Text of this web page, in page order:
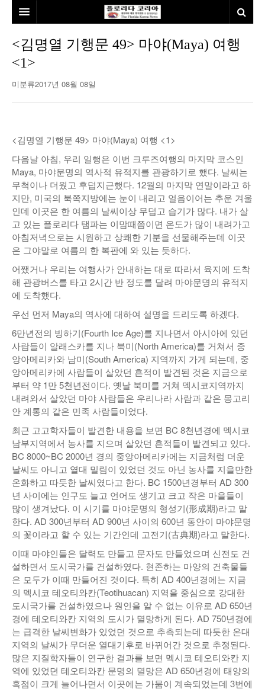
본사소개
뉴스
김명열칼럼
이명덕칼럼
김선옥칼럼
김원동칼럼
본보특집
100인선/독자광장
100인선
독자광장
여행
인근여행지
놀이공원
낚시/비치
골프
인터뷰/탐방
<김명열 기행문 49> 마야(Maya) 여행
<1>
미분류2017년 08월 08일
<김명열 기행문 49> 마야(Maya) 여행 <1>
다음날 아침, 우리 일행은 이번 크루즈여행의 마지막 코스인
Maya, 마야문명의 역사적 유적지를 관광하기로 했다. 날씨는
무척이나 더웠고 후덥지근했다. 12월의 마지막 연말이라고 하
지만, 미국의 북쪽지방에는 눈이 내리고 얼음이어는 추운 겨울
인데 이곳은 한 여름의 날씨이상 무덥고 습기가 많다. 내가 살
고 있는 플로리다 탬파는 이맘때쯤이면 온도가 많이 내려가고
아침저녁으로는 시원하고 상쾌한 기분을 선물해주는데 이곳
은 그야말로 여름의 한 복판에 와 있는 듯하다.
어쨌거나 우리는 여행사가 안내하는 대로 따라서 육지에 도착
해 관광버스를 타고 2시간 반 정도를 달려 마야문명의 유적지
에 도착했다.
우선 먼저 Maya의 역사에 대하여 설명을 드리도록 하겠다.
6만년전의 빙하기(Fourth Ice Age)를 지나면서 아시아에 있던
사람들이 알래스카를 지나 북미(North America)를 거쳐서 중
앙아메리카와 남미(South America) 지역까지 가게 되는데, 중
앙아메리카에 사람들이 살았던 흔적이 발견된 것은 지금으로
부터 약 1만 5천년전이다. 옛날 북미를 거쳐 멕시코지역까지
내려와서 살았던 마야 사람들은 우리나라 사람과 같은 몽고리
안 계통의 같은 민족 사람들이었다.
최근 고고학자들이 발견한 내용을 보면 BC 8천년경에 멕시코
남부지역에서 농사를 지으며 살았던 흔적들이 발견되고 있다.
BC 8000~BC 2000년 경의 중앙아메리카에는 지금처럼 더운
날씨도 아니고 열대 밀림이 있었던 것도 아닌 농사를 지을만한
온화하고 따듯한 날씨였다고 한다. BC 1500년경부터 AD 300
년 사이에는 인구도 늘고 언어도 생기고 크고 작은 마을들이
많이 생겨났다. 이 시기를 마야문명의 형성기(形成期)라고 말
한다. AD 300년부터 AD 900년 사이의 600년 동안이 마야문명
의 꽃이라고 할 수 있는 기간인데 고전기(古典期)라고 말한다.
이때 마야인들은 달력도 만들고 문자도 만들었으며 신전도 건
설하면서 도시국가를 건설하였다. 현존하는 마양의 건축물들
은 모두가 이때 만들어진 것이다. 특히 AD 400년경에는 지금
의 멕시코 테오티와칸(Teotihuacan) 지역을 중심으로 강대한
도시국가를 건설하였으나 원인을 알 수 없는 이유로 AD 650년
경에 테오티와칸 지역의 도시가 멸망하게 된다. AD 750년경에
는 급격한 날씨변화가 있었던 것으로 추측되는데 따듯한 온대
지역의 날씨가 무더운 열대기후로 바뀌어간 것으로 추정된다.
많은 지질학자들이 연구한 결과를 보면 멕시코 테오티와칸 지
역에 있었던 테오티와칸 문명의 멸망은 AD 650년경에 태양의
흑점이 크게 늘어나면서 이곳에는 가뭄이 계속되었는데 3번에